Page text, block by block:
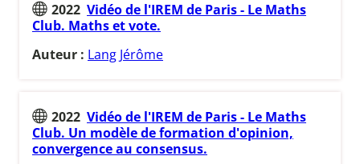
2022 Vidéo de l'IREM de Paris - Le Maths
Club. Maths et vote.
Auteur : Lang Jérôme
2022 Vidéo de l'IREM de Paris - Le Maths
Club. Un modèle de formation d'opinion,
convergence au consensus.